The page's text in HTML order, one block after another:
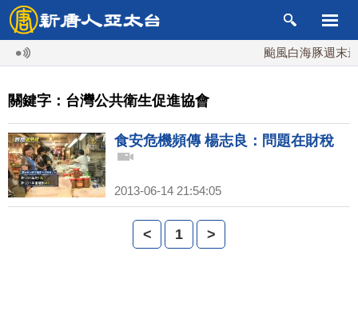
颱風白海豚週末最
關鍵字：台灣公共衛生促進協會
食安危機頻傳 楊志良：問題在財稅
2013-06-14 21:54:05
< 1 >